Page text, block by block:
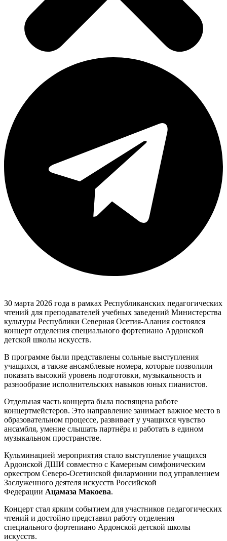
30 марта 2026 года в рамках Республиканских педагогических
чтений для преподавателей учебных заведений Министерства
культуры Республики Северная Осетия-Алания состоялся
концерт отделения специального фортепиано Ардонской
детской школы искусств.
В программе были представлены сольные выступления
учащихся, а также ансамблевые номера, которые позволили
показать высокий уровень подготовки, музыкальность и
разнообразие исполнительских навыков юных пианистов.
Отдельная часть концерта была посвящена работе
концертмейстеров. Это направление занимает важное место в
образовательном процессе, развивает у учащихся чувство
ансамбля, умение слышать партнёра и работать в едином
музыкальном пространстве.
Кульминацией мероприятия стало выступление учащихся
Ардонской ДШИ совместно с Камерным симфоническим
оркестром Северо-Осетинской филармонии под управлением
Заслуженного деятеля искусств Российской
Федерации Ацамаза Макоева.
Концерт стал ярким событием для участников педагогических
чтений и достойно представил работу отделения
специального фортепиано Ардонской детской школы
искусств.